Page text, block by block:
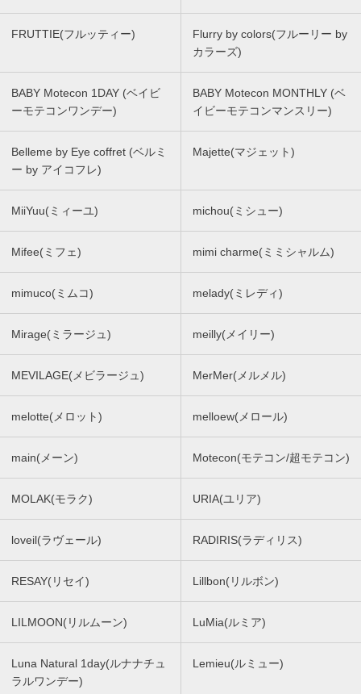
FRUTTIE(フルッティー)
Flurry by colors(フルーリー by
カラーズ)
BABY Motecon 1DAY (ベイビ
ーモテコンワンデー)
BABY Motecon MONTHLY (ベ
イビーモテコンマンスリー)
Belleme by Eye coffret (ベルミ
ー by アイコフレ)
Majette(マジェット)
MiiYuu(ミィーユ) michou(ミシュー)
Mifee(ミフェ) mimi charme(ミミシャルム)
mimuco(ミムコ) melady(ミレディ)
Mirage(ミラージュ) meilly(メイリー)
MEVILAGE(メビラージュ) MerMer(メルメル)
melotte(メロット) melloew(メロール)
main(メーン) Motecon(モテコン/超モテコン)
MOLAK(モラク) URIA(ユリア)
loveil(ラヴェール) RADIRIS(ラディリス)
RESAY(リセイ) Lillbon(リルボン)
LILMOON(リルムーン) LuMia(ルミア)
Luna Natural 1day(ルナナチュ
ラルワンデー)
Lemieu(ルミュー)